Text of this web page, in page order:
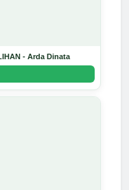
- Arda Dinata